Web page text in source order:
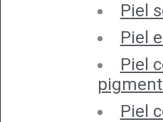
Piel
Piel
Piel
Piel